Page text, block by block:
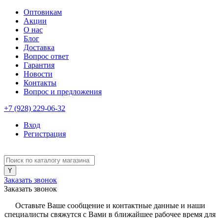
Оптовикам
Акции
О нас
Блог
Доставка
Вопрос ответ
Гарантия
Новости
Контакты
Вопрос и предложения
+7 (928) 229-06-32
Вход
Регистрация
Заказать звонок
Заказать звонок
Оставьте Ваше сообщение и контактные данные и наши
специалисты свяжутся с Вами в ближайшее рабочее время для